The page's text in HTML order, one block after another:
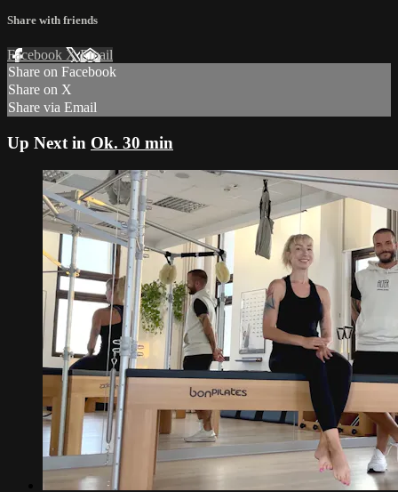
Share with friends
Facebook XEmail
Share on Facebook
Share on X
Share via Email
Up Next in Ok. 30 min